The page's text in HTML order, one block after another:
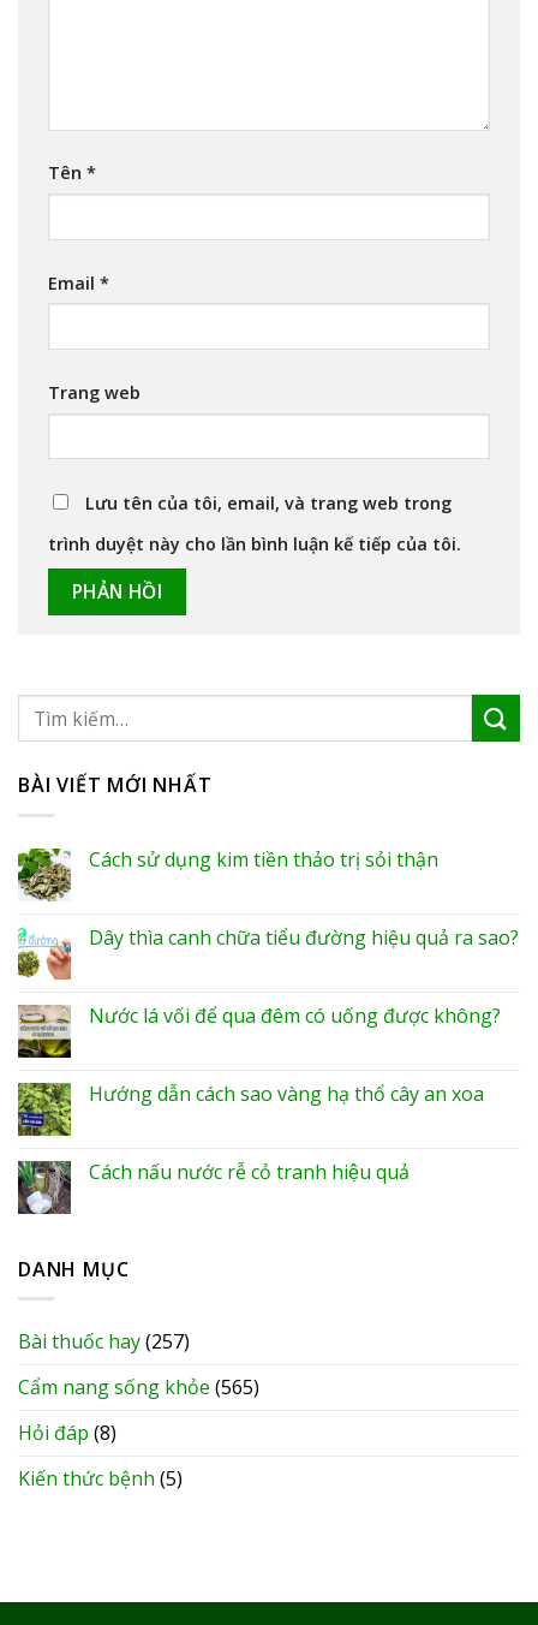
Tên *
Email *
Trang web
Lưu tên của tôi, email, và trang web trong
trình duyệt này cho lần bình luận kế tiếp của tôi.
BÀI VIẾT MỚI NHẤT
Cách sử dụng kim tiền thảo trị sỏi thận
Dây thìa canh chữa tiểu đường hiệu quả ra sao?
Nước lá vối để qua đêm có uống được không?
Hướng dẫn cách sao vàng hạ thổ cây an xoa
Cách nấu nước rễ cỏ tranh hiệu quả
DANH MỤC
Bài thuốc hay(257)
Cẩm nang sống khỏe (565)
Hỏi đáp (8)
Kiến thức bệnh (5)